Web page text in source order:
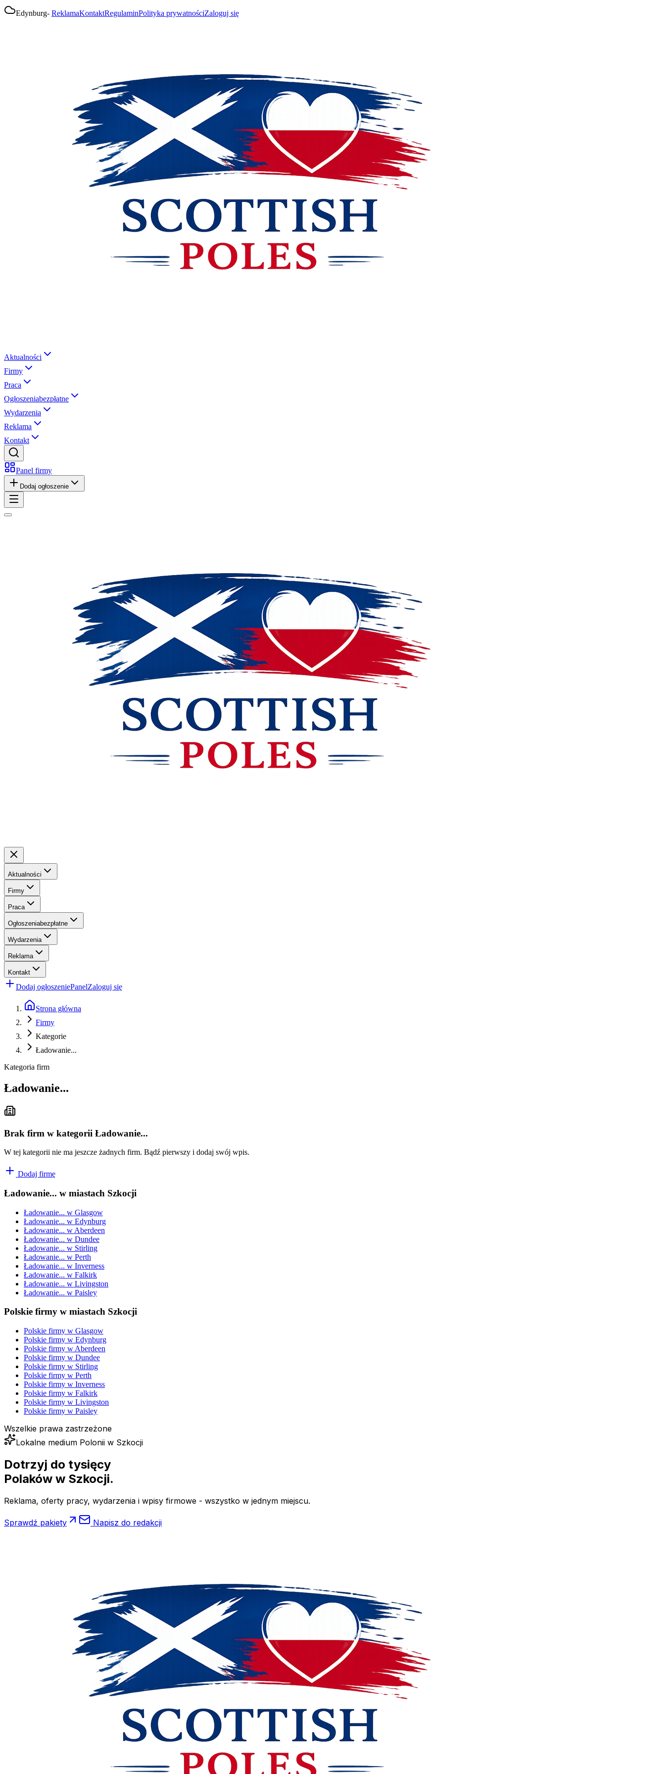
Edynburg- ReklamaKontaktRegulaminPolityka prywatnościZaloguj się
Aktualności
Firmy
Praca
Ogłoszeniabezpłatne
Wydarzenia
Reklama
Kontakt
Panel firmy
Dodaj ogłoszenie
Aktualności
Firmy
Praca
Ogłoszeniabezpłatne
Wydarzenia
Reklama
Kontakt
Dodaj ogłoszeniePanelZaloguj się
Strona główna
Firmy
Kategorie
Ładowanie...
Kategoria firm
Ładowanie...
Brak firm w kategorii Ładowanie...
W tej kategorii nie ma jeszcze żadnych firm. Bądź pierwszy i dodaj swój wpis.
Dodaj firmę
Ładowanie... w miastach Szkocji
Ładowanie... w Glasgow
Ładowanie... w Edynburg
Ładowanie... w Aberdeen
Ładowanie... w Dundee
Ładowanie... w Stirling
Ładowanie... w Perth
Ładowanie... w Inverness
Ładowanie... w Falkirk
Ładowanie... w Livingston
Ładowanie... w Paisley
Polskie firmy w miastach Szkocji
Polskie firmy w Glasgow
Polskie firmy w Edynburg
Polskie firmy w Aberdeen
Polskie firmy w Dundee
Polskie firmy w Stirling
Polskie firmy w Perth
Polskie firmy w Inverness
Polskie firmy w Falkirk
Polskie firmy w Livingston
Polskie firmy w Paisley
Wszelkie prawa zastrzeżone
Lokalne medium Polonii w Szkocji
Dotrzyj do tysięcy
Polaków w Szkocji.
Reklama, oferty pracy, wydarzenia i wpisy firmowe - wszystko w jednym miejscu.
Sprawdź pakiety Napisz do redakcji